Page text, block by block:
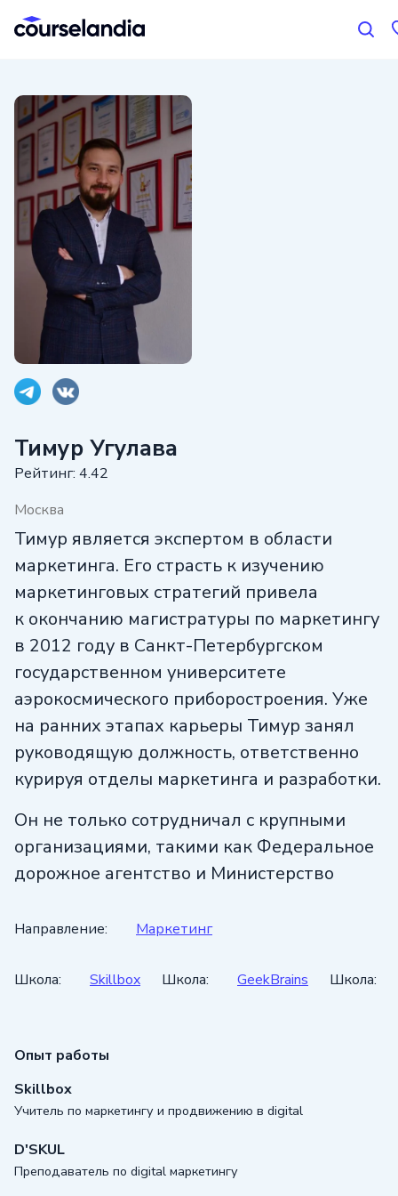
Тимур Угулава
Рейтинг: 4.42
Москва
Тимур является экспертом в области
маркетинга. Его страсть к изучению
маркетинговых стратегий привела
к окончанию магистратуры по маркетингу
в 2012 году в Санкт-Петербургском
государственном университете
аэрокосмического приборостроения. Уже
на ранних этапах карьеры Тимур занял
руководящую должность, ответственно
курируя отделы маркетинга и разработки.
Он не только сотрудничал с крупными
организациями, такими как Федеральное
дорожное агентство и Министерство
РФ, но и передает свои знания другим.
интернет-маркетинга в Digital Business
и практической работы, Тимур нашел
Он регулярно публикует свои мысли
и идеи на платформах, таких как
Направление: Маркетинг
Школа: Skillbox Школа: GeekBrains Школа:
Опыт работы
Skillbox
Учитель по маркетингу и продвижению в digital
D'SKUL
Преподаватель по digital маркетингу